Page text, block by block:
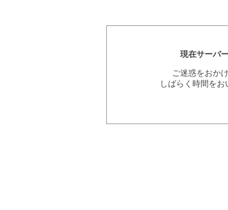
現在サーバ
ご迷惑をおか
しばらく時間を